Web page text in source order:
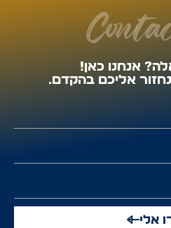
אנחנו כאן!
אליכם בהקדם.
אלי